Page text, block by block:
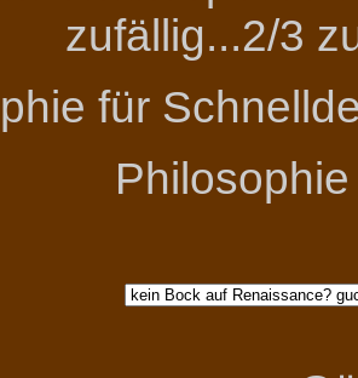
zufällig...2/3
für